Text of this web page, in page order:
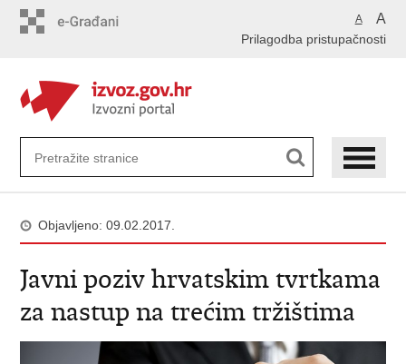
A A
Prilagodba pristupačnosti
Objavljeno: 09.02.2017.
Javni poziv hrvatskim tvrtkama
za nastup na trećim tržištima